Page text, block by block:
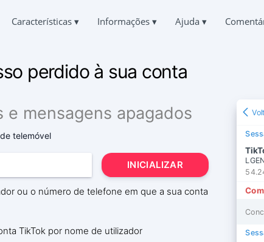
Características ▾ Informações ▾ Ajuda ▾
Ler a correspondência de outras pessoas
Descobrir onde uma pessoa está
SEGUIR O TIKTOK
Aplicação de rastreio
GERADOR DE SUBSCRITORES DO TIKTOK
Perguntas mais frequentes
Sempre em linha e com prazer em
PRIVACIDADE
CARACTERÍSTICAS
Como hackear o TikTok de graça
Como recuperar uma conta TikTok
Español
中文
English
Türkçe
perdido à sua conta
e mensagens apagados
telemóvel
INICIALIZAR
ou o número de telefone em que a sua conta
TikTok por nome de utilizador